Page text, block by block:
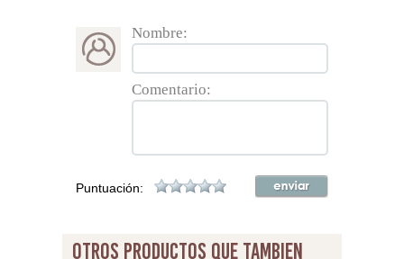
Nombre:
Comentario:
Puntuación:
otros productos que tambien